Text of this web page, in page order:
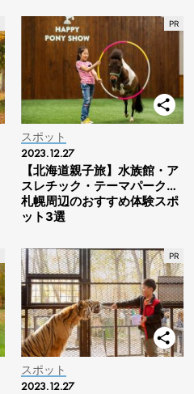
スポット
2023.12.27
【北海道親子旅】水族館・ア
スレチック・テーマパーク…
札幌周辺のおすすめ体験スポ
ット3選
スポット
2023.12.27